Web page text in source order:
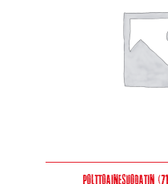
Polttoainesuodatin